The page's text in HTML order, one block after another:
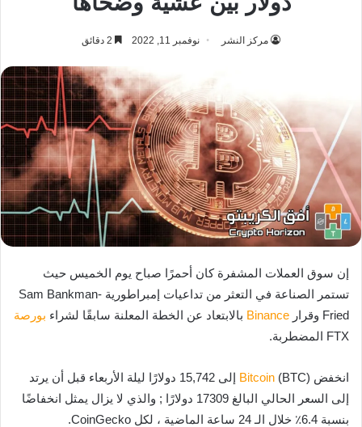
مركز النشر نوفمبر 11, 2022
إن سوق العملات المشفرة كان أحمرًا صباح يوم الخميس حيث
تستمر الصناعة في التعثر من تداعيات إمبراطورية Sam Bankman-
Fried وقرار
Binance بالابتعاد عن الخطة المعلنة سابقًا لشراء بورصة
FTX المضطربة.
انخفض Bitcoin
(BTC) إلى 15,742 دولارًا ليلة الأربعاء قبل أن يرتد
إلى السعر الحالي البالغ 17309 دولارًا ; والذي لا يزال يمثل انخفاضًا
بنسبة 6.4٪ خلال الـ 24 ساعة الماضية ، لكل CoinGecko.